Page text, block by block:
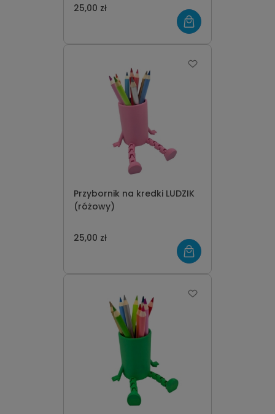
25,00 zł
Przybornik na kredki LUDZIK
(różowy)
25,00 zł